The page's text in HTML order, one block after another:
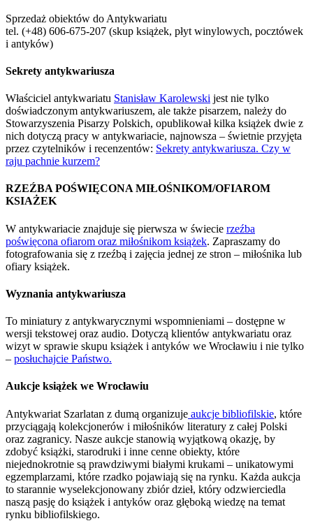
Sprzedaż obiektów do Antykwariatu
tel. (+48) 606-675-207 (skup książek, płyt winylowych, pocztówek
i antyków)
Sekrety antykwariusza
Właściciel antykwariatu Stanisław Karolewski jest nie tylko
doświadczonym antykwariuszem, ale także pisarzem, należy do
Stowarzyszenia Pisarzy Polskich, opublikował kilka książek dwie z
nich dotyczą pracy w antykwariacie, najnowsza – świetnie przyjęta
przez czytelników i recenzentów: Sekrety antykwariusza. Czy w
raju pachnie kurzem?
RZEŹBA POŚWIĘCONA MIŁOŚNIKOM/OFIAROM
KSIAŻEK
W antykwariacie znajduje się pierwsza w świecie rzeźba
poświęcona ofiarom oraz miłośnikom książek. Zapraszamy do
fotografowania się z rzeźbą i zajęcia jednej ze stron – miłośnika lub
ofiary książek.
Wyznania antykwariusza
To miniatury z antykwarycznymi wspomnieniami – dostępne w
wersji tekstowej oraz audio. Dotyczą klientów antykwariatu oraz
wizyt w sprawie skupu książek i antyków we Wrocławiu i nie tylko
– posłuchajcie Państwo.
Aukcje książek we Wrocławiu
Antykwariat Szarlatan z dumą organizuje aukcje bibliofilskie, które
przyciągają kolekcjonerów i miłośników literatury z całej Polski
oraz zagranicy. Nasze aukcje stanowią wyjątkową okazję, by
zdobyć książki, starodruki i inne cenne obiekty, które
niejednokrotnie są prawdziwymi białymi krukami – unikatowymi
egzemplarzami, które rzadko pojawiają się na rynku. Każda aukcja
to starannie wyselekcjonowany zbiór dzieł, który odzwierciedla
naszą pasję do książek i antyków oraz głęboką wiedzę na temat
rynku bibliofilskiego.